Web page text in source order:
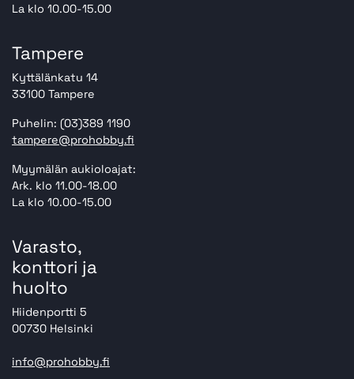
La klo 10.00-15.00
Tampere
Kyttälänkatu 14
33100 Tampere
Puhelin: (03)389 1190
tampere@prohobby.fi
Myymälän aukioloajat:
Ark. klo 11.00-18.00
La klo 10.00-15.00
Varasto,
konttori ja
huolto
Hiidenportti 5
00730 Helsinki
info@prohobby.fi